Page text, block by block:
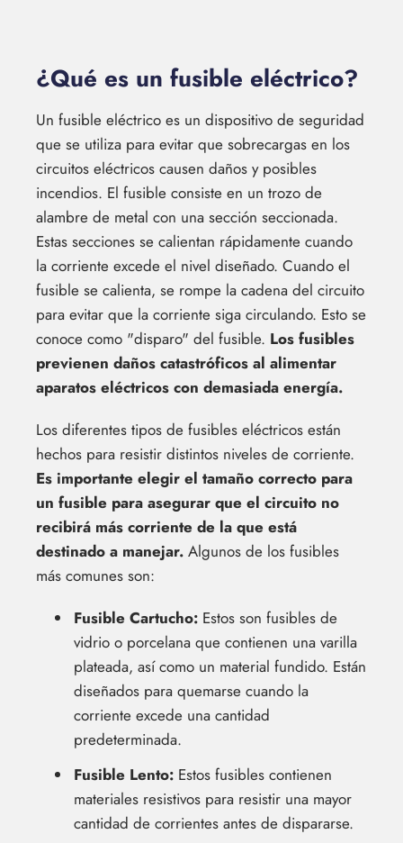
¿Qué es un fusible eléctrico?
Un fusible eléctrico es un dispositivo de seguridad
que se utiliza para evitar que sobrecargas en los
circuitos eléctricos causen daños y posibles
incendios. El fusible consiste en un trozo de
alambre de metal con una sección seccionada.
Estas secciones se calientan rápidamente cuando
la corriente excede el nivel diseñado. Cuando el
fusible se calienta, se rompe la cadena del circuito
para evitar que la corriente siga circulando. Esto se
conoce como "disparo" del fusible. Los fusibles
previenen daños catastróficos al alimentar
aparatos eléctricos con demasiada energía.
Los diferentes tipos de fusibles eléctricos están
hechos para resistir distintos niveles de corriente.
Es importante elegir el tamaño correcto para
un fusible para asegurar que el circuito no
recibirá más corriente de la que está
destinado a manejar. Algunos de los fusibles
más comunes son:
Fusible Cartucho: Estos son fusibles de
vidrio o porcelana que contienen una varilla
plateada, así como un material fundido. Están
diseñados para quemarse cuando la
corriente excede una cantidad
predeterminada.
Fusible Lento: Estos fusibles contienen
materiales resistivos para resistir una mayor
cantidad de corrientes antes de dispararse.